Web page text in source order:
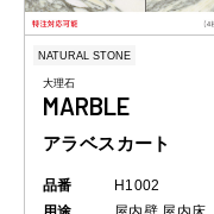
NATURAL STONE
大理石
MARBLE
アラベスカート
品番
H1002